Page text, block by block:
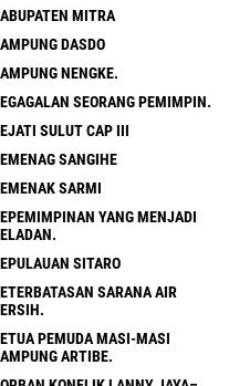
MITRA
DASDO
NENGKE.
SEORANG PEMIMPIN.
SULUT CAP III
SANGIHE
SARMI
YANG MENJADI
SITARO
SARANA AIR
PEMUDA MASI-MASI
ARTIBE.